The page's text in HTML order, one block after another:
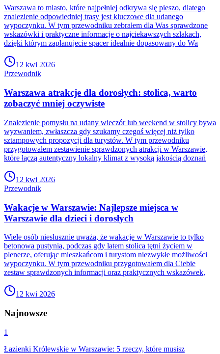
Warszawa to miasto, które najpełniej odkrywa się pieszo, dlatego
znalezienie odpowiedniej trasy jest kluczowe dla udanego
wypoczynku. W tym przewodniku zebrałem dla Was sprawdzone
wskazówki i praktyczne informacje o najciekawszych szlakach,
dzięki którym zaplanujecie spacer idealnie dopasowany do Wa
12 kwi 2026
Przewodnik
Warszawa atrakcje dla dorosłych: stolica, warto
zobaczyć mniej oczywiste
Znalezienie pomysłu na udany wieczór lub weekend w stolicy bywa
wyzwaniem, zwłaszcza gdy szukamy czegoś więcej niż tylko
sztampowych propozycji dla turystów. W tym przewodniku
przygotowałem zestawienie sprawdzonych atrakcji w Warszawie,
które łączą autentyczny lokalny klimat z wysoką jakością doznań
12 kwi 2026
Przewodnik
Wakacje w Warszawie: Najlepsze miejsca w
Warszawie dla dzieci i dorosłych
Wiele osób niesłusznie uważa, że wakacje w Warszawie to tylko
betonowa pustynia, podczas gdy latem stolica tętni życiem w
plenerze, oferując mieszkańcom i turystom niezwykłe możliwości
wypoczynku. W tym przewodniku przygotowałem dla Ciebie
zestaw sprawdzonych informacji oraz praktycznych wskazówek,
12 kwi 2026
Najnowsze
1
Łazienki Królewskie w Warszawie: 5 rzeczy, które musisz